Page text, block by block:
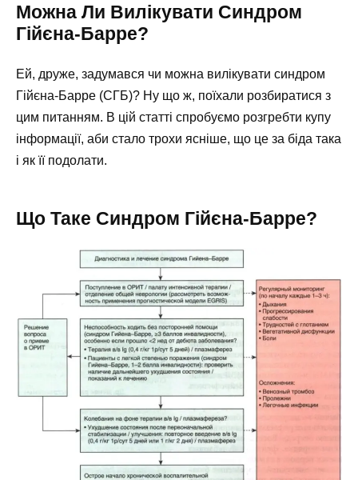
Можна Ли Вилікувати Синдром
Гійєна-Барре?
Ей, друже, задумався чи можна вилікувати синдром
Гійєна-Барре (СГБ)? Ну що ж, поїхали розбиратися з
цим питанням. В цій статті спробуємо розгребти купу
інформації, аби стало трохи ясніше, що це за біда така
і як її подолати.
Що Таке Синдром Гійєна-Барре?